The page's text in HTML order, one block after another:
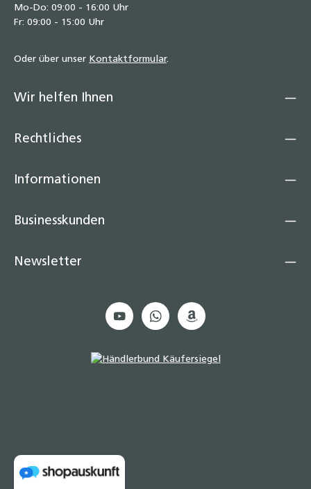
Mo-Do: 09:00 - 16:00 Uhr
Fr: 09:00 - 15:00 Uhr
Oder über unser Kontaktformular.
Wir helfen Ihnen
Rechtliches
Informationen
Businesskunden
Newsletter